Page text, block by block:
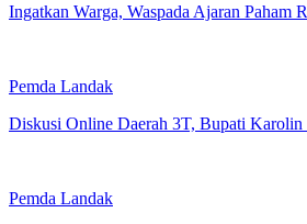
Ingatkan Warga, Waspada Ajaran Paham
Pemda Landak
Diskusi Online Daerah 3T, Bupati
Pemda Landak